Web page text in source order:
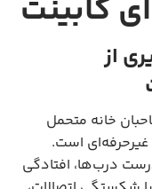
کابینت
از
خانه متحمل
است.
درب‌ها، افتادگی